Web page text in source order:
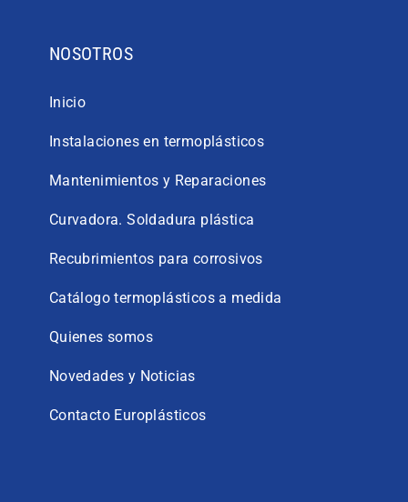
NOSOTROS
Inicio
Instalaciones en termoplásticos
Mantenimientos y Reparaciones
Curvadora. Soldadura plástica
Recubrimientos para corrosivos
Catálogo termoplásticos a medida
Quienes somos
Novedades y Noticias
Contacto Europlásticos